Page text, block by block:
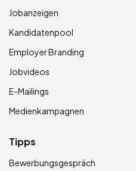
Jobanzeigen
Kandidatenpool
Employer Branding
Jobvideos
E-Mailings
Medienkampagnen
Tipps
Bewerbungsgespräch